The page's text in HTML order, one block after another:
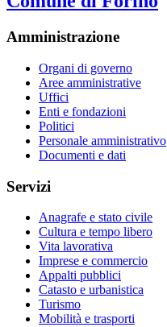
Amministrazione
Organi di governo
Aree amministrative
Uffici
Enti e fondazioni
Politici
Personale amministrativo
Documenti e dati
Servizi
Anagrafe e stato civile
Cultura e tempo libero
Vita lavorativa
Imprese e commercio
Appalti pubblici
Catasto e urbanistica
Turismo
Mobilità e trasporti